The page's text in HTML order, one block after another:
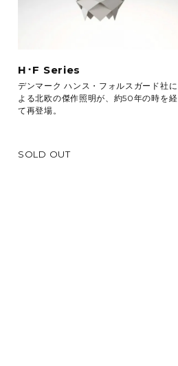
H･F Series
デンマーク ハンス・フォルスガード社に
よる北欧の傑作照明が、約50年の時を経
て再登場。
SOLD OUT